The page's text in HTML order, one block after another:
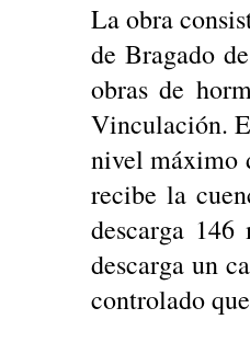
La obra
de Bragado
obras de
Vinculación.
nivel máximo
recibe la
descarga
descarga un
controlado